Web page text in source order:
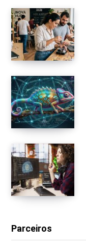
Parceiros